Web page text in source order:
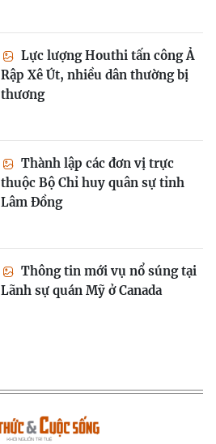
Lực lượng Houthi tấn công Ả
Rập Xê Út, nhiều dân thường bị
thương
Thành lập các đơn vị trực
thuộc Bộ Chỉ huy quân sự tỉnh
Lâm Đồng
Thông tin mới vụ nổ súng tại
Lãnh sự quán Mỹ ở Canada